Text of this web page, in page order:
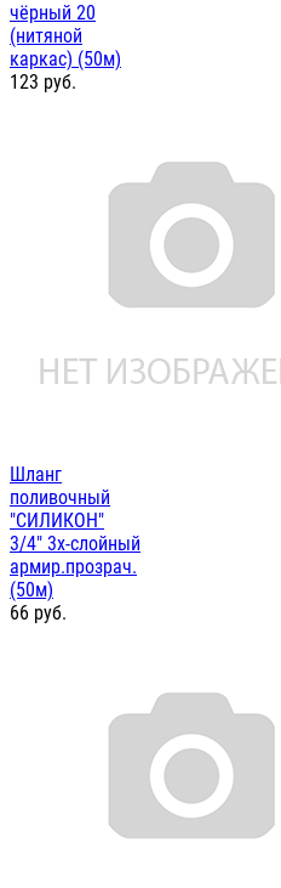
чёрный 20
(нитяной
каркас) (50м)
123 руб.
Шланг
поливочный
"СИЛИКОН"
3/4" 3х-слойный
армир.прозрач.
(50м)
66 руб.